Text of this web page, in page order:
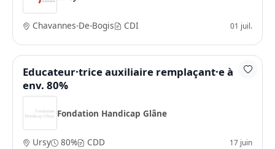
Chavannes-De-Bogis CDI 01 juil.
Educateur·trice auxiliaire remplaçant·e à
env. 80%
Fondation Handicap Glâne
Ursy 80% CDD 17 juin